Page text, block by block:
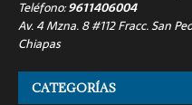
Teléfono:9611406004
Av. 4 Mzna. 8 #112 Fracc. San
Chiapas
CATEGORÍAS